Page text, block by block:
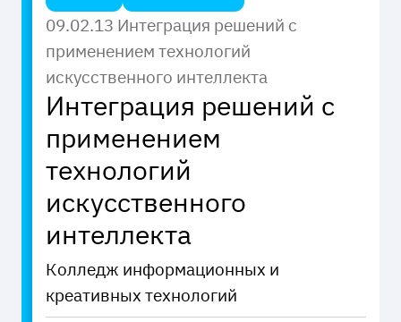
09.02.13 Интеграция решений с
применением технологий
искусственного интеллекта
Интеграция решений с
применением
технологий
искусственного
интеллекта
Колледж информационных и
креативных технологий